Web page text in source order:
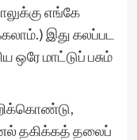
எங்கே
இது கலப்பட
ஒரே மாட்டுப் பசும்
தகிக்கத் தலைப்